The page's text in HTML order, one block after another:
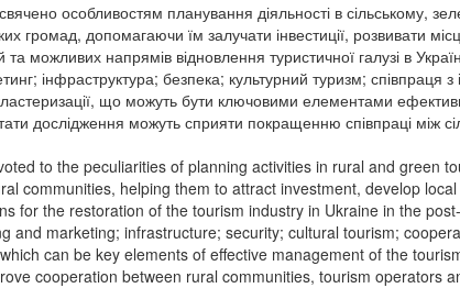
особливостям планування діяльності в сільському,
громад, допомагаючи їм залучати інвестиції, розвивати
можливих напрямів відновлення туристичної галузі в
інфраструктура; безпека; культурний туризм;
кластеризації, що можуть бути ключовими елементами
дослідження можуть сприяти покращенню співпраці
to the peculiarities of planning activities in rural and green
communities, helping them to attract investment, develop
for the restoration of the tourism industry in Ukraine in the
and marketing; infrastructure; security; cultural tourism;
can be key elements of effective management of the
cooperation between rural communities, tourism operators